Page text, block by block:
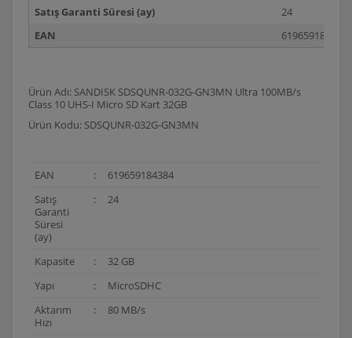
Satış Garanti Süresi (ay)
24
EAN
619659184384
Ürün Adı: SANDISK SDSQUNR-032G-GN3MN Ultra 100MB/s
Class 10 UHS-I Micro SD Kart 32GB
Ürün Kodu: SDSQUNR-032G-GN3MN
EAN :
619659184384
Satış
Garanti
Süresi
(ay)
: 24
Kapasite :
32 GB
Yapı
:
MicroSDHC
Aktarım
Hızı
: 80 MB/s